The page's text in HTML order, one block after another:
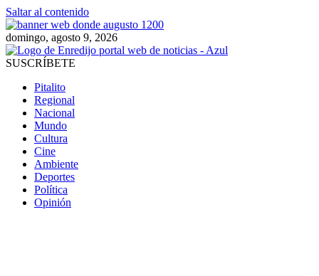
Saltar al contenido
domingo, agosto 9, 2026
SUSCRÍBETE
Pitalito
Regional
Nacional
Mundo
Cultura
Cine
Ambiente
Deportes
Política
Opinión